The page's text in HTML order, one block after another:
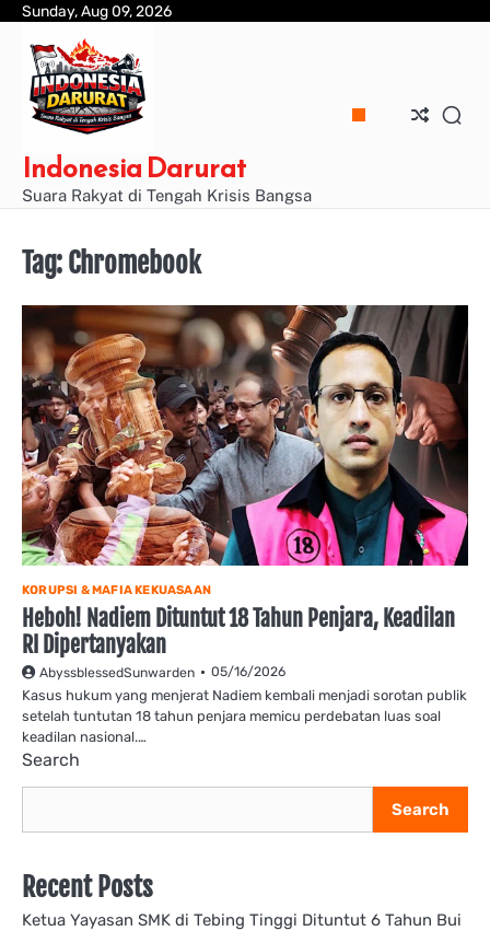
Skip
content
Sunday, Aug 09, 2026
Indonesia Darurat
Suara Rakyat di Tengah Krisis Bangsa
Tag:Chromebook
KORUPSI & MAFIA KEKUASAAN
Heboh! Nadiem Dituntut 18 Tahun Penjara, Keadilan
RI Dipertanyakan
AbyssblessedSunwarden 05/16/2026
Kasus hukum yang menjerat Nadiem kembali menjadi sorotan publik
setelah tuntutan 18 tahun penjara memicu perdebatan luas soal
keadilan nasional.…
Search
Search
Recent Posts
Ketua Yayasan SMK di Tebing Tinggi Dituntut 6 Tahun Bui